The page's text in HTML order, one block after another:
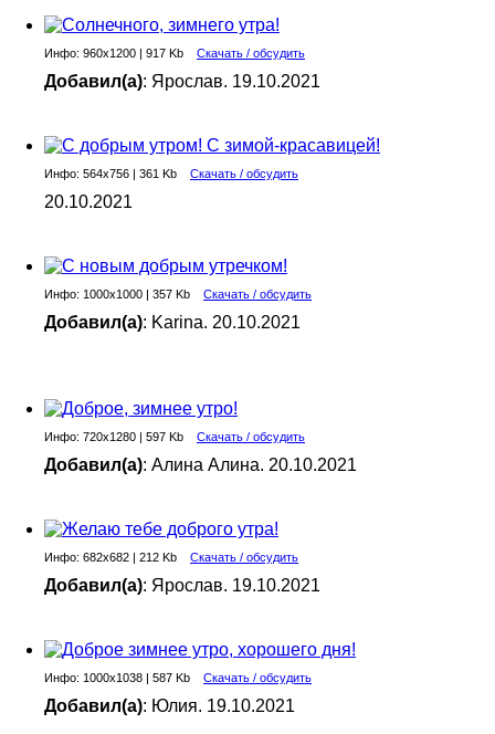
Инфо: 960х1200 | 917 Kb Скачать / обсудить
Добавил(а): Ярослав. 19.10.2021
Инфо: 564х756 | 361 Kb Скачать / обсудить
20.10.2021
Инфо: 1000х1000 | 357 Kb Скачать / обсудить
Добавил(а): Karina. 20.10.2021
Инфо: 720х1280 | 597 Kb Скачать / обсудить
Добавил(а): Алина Алина. 20.10.2021
Инфо: 682х682 | 212 Kb Скачать / обсудить
Добавил(а): Ярослав. 19.10.2021
Инфо: 1000х1038 | 587 Kb Скачать / обсудить
Добавил(а): Юлия. 19.10.2021